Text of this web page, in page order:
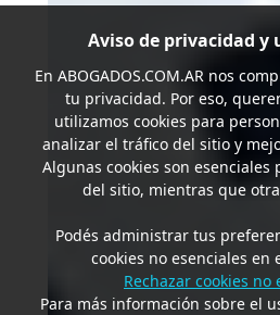
Aviso de privacidad y
En ABOGADOS.COM.ARnos
tu privacidad. Por eso,
utilizamos cookies para
analizar el tráfico del sitio y
Algunas cookies son
del sitio, mientras que
Podés administrar tus
cookies no esenciales en
Rechazar cookies no
Para más información sobre el